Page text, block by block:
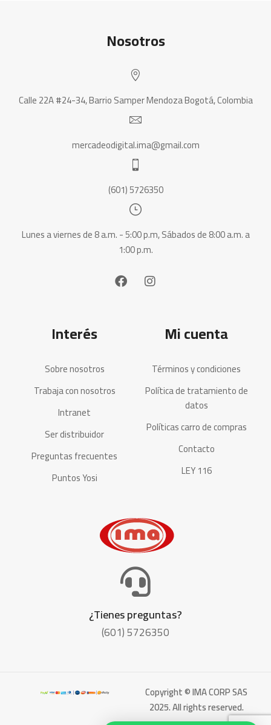
Nosotros
Calle 22A #24-34, Barrio Samper Mendoza Bogotá, Colombia
mercadeodigital.ima@gmail.com
(601) 5726350
Lunes a viernes de 8 a.m. - 5:00 p.m, Sábados de 8:00 a.m. a
1:00 p.m.
Interés
Sobre nosotros
Trabaja con nosotros
Intranet
Ser distribuidor
Preguntas frecuentes
Puntos Yosi
Mi cuenta
Términos y condiciones
Política de tratamiento de
datos
Políticas carro de compras
Contacto
LEY 116
¿Tienes preguntas?
(601) 5726350
Copyright © IMA CORP SAS
2025. All rights reserved.